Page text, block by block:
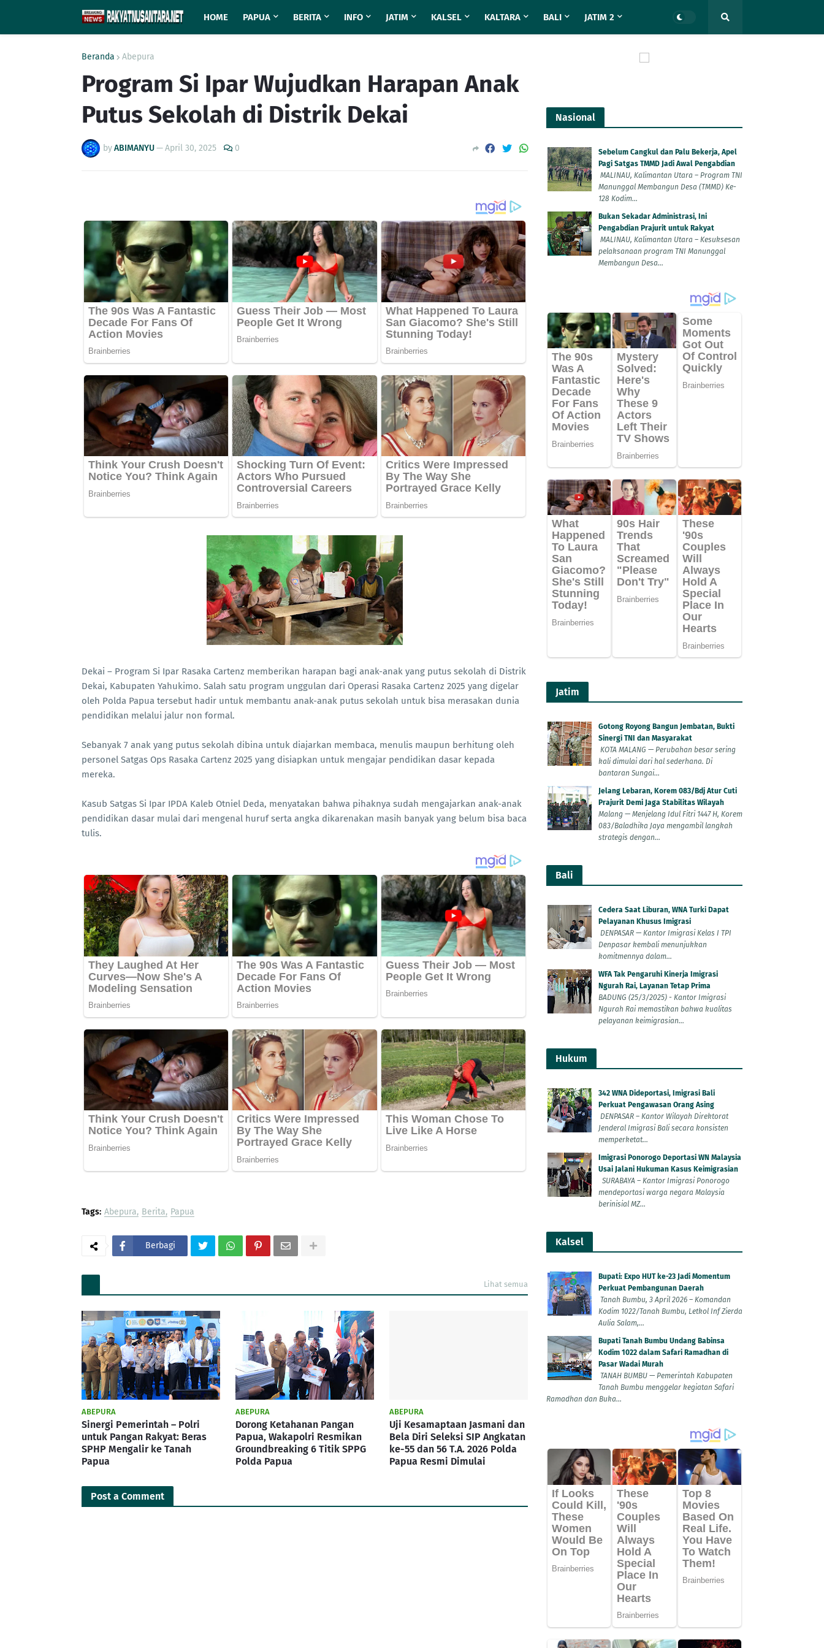
HOME PAPUA BERITA INFO JATIM KALSEL KALTARA BALI JATIM 2
Beranda Abepura
Program Si Ipar Wujudkan Harapan Anak
Putus Sekolah di Distrik Dekai
byABIMANYU—April 30, 2025 0
Dekai – Program Si Ipar Rasaka Cartenz memberikan harapan bagi anak-anak yang putus sekolah di Distrik
Dekai, Kabupaten Yahukimo. Salah satu program unggulan dari Operasi Rasaka Cartenz 2025 yang digelar
oleh Polda Papua tersebut hadir untuk membantu anak-anak putus sekolah untuk bisa merasakan dunia
pendidikan melalui jalur non formal.
Sebanyak 7 anak yang putus sekolah dibina untuk diajarkan membaca, menulis maupun berhitung oleh
personel Satgas Ops Rasaka Cartenz 2025 yang disiapkan untuk mengajar pendidikan dasar kepada
mereka.
Kasub Satgas Si Ipar IPDA Kaleb Otniel Deda, menyatakan bahwa pihaknya sudah mengajarkan anak-anak
pendidikan dasar mulai dari mengenal huruf serta angka dikarenakan masih banyak yang belum bisa baca
tulis.
Tags: Abepura Berita Papua
Berbagi
Lihat semua
ABEPURA
Sinergi Pemerintah – Polri
untuk Pangan Rakyat: Beras
SPHP Mengalir ke Tanah
Papua
ABEPURA
Dorong Ketahanan Pangan
Papua, Wakapolri Resmikan
Groundbreaking 6 Titik SPPG
Polda Papua
ABEPURA
Uji Kesamaptaan Jasmani dan
Bela Diri Seleksi SIP Angkatan
ke-55 dan 56 T.A. 2026 Polda
Papua Resmi Dimulai
Post a Comment
Nasional
Sebelum Cangkul dan Palu Bekerja, Apel
Pagi Satgas TMMD Jadi Awal Pengabdian
MALINAU, Kalimantan Utara – Program TNI
Manunggal Membangun Desa (TMMD) Ke-
128 Kodim...
Bukan Sekadar Administrasi, Ini
Pengabdian Prajurit untuk Rakyat
MALINAU, Kalimantan Utara – Kesuksesan
pelaksanaan program TNI Manunggal
Membangun Desa...
Jatim
Gotong Royong Bangun Jembatan, Bukti
Sinergi TNI dan Masyarakat
KOTA MALANG — Perubahan besar sering
kali dimulai dari hal sederhana. Di
bantaran Sungai...
Jelang Lebaran, Korem 083/Bdj Atur Cuti
Prajurit Demi Jaga Stabilitas Wilayah
Malang — Menjelang Idul Fitri 1447 H, Korem
083/Baladhika Jaya mengambil langkah
strategis dengan...
Bali
Cedera Saat Liburan, WNA Turki Dapat
Pelayanan Khusus Imigrasi
DENPASAR — Kantor Imigrasi Kelas I TPI
Denpasar kembali menunjukkan
komitmennya dalam...
WFA Tak Pengaruhi Kinerja Imigrasi
Ngurah Rai, Layanan Tetap Prima
BADUNG (25/3/2025) - Kantor Imigrasi
Ngurah Rai memastikan bahwa kualitas
pelayanan keimigrasian...
Hukum
342 WNA Dideportasi, Imigrasi Bali
Perkuat Pengawasan Orang Asing
DENPASAR – Kantor Wilayah Direktorat
Jenderal Imigrasi Bali secara konsisten
memperketat...
Imigrasi Ponorogo Deportasi WN Malaysia
Usai Jalani Hukuman Kasus Keimigrasian
SURABAYA – Kantor Imigrasi Ponorogo
mendeportasi warga negara Malaysia
berinisial MZ...
Kalsel
Bupati: Expo HUT ke-23 Jadi Momentum
Perkuat Pembangunan Daerah
Tanah Bumbu, 3 April 2026 – Komandan
Kodim 1022/Tanah Bumbu, Letkol Inf Zierda
Aulia Salam,...
Bupati Tanah Bumbu Undang Babinsa
Kodim 1022 dalam Safari Ramadhan di
Pasar Wadai Murah
TANAH BUMBU — Pemerintah Kabupaten
Tanah Bumbu menggelar kegiatan Safari
Ramadhan dan Buka...